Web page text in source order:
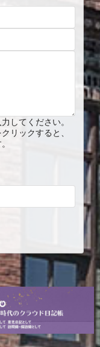
してください。
リックすると、